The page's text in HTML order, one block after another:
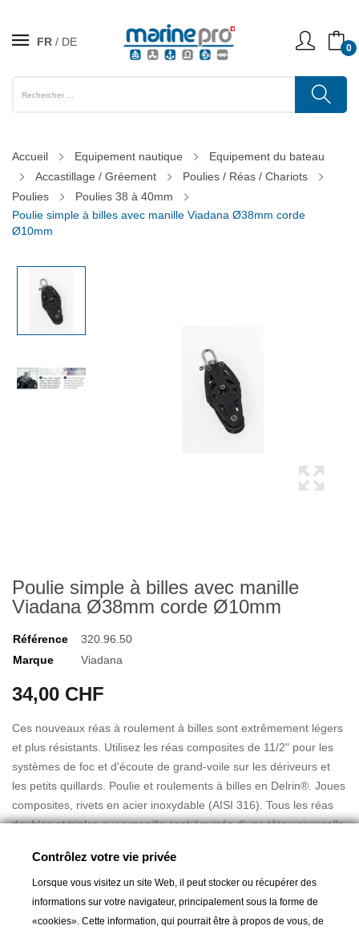
FR DE 0
Accueil Equipement nautique
Equipement du bateau
Accastillage / Gréement
Poulies / Réas / Chariots
Poulies
Poulies 38 à 40mm
Poulie simple à billes avec manille Viadana Ø38mm corde
Ø10mm
Poulie simple à billes avec manille
Viadana Ø38mm corde Ø10mm
Référence
320.96.50
Marque
Viadana
34,00 CHF
Ces nouveaux réas à roulement à billes sont extrêmement légers
et plus résistants. Utilisez les réas composites de 11/2" pour les
systèmes de foc et d'écoute de grand-voile sur les dériveurs et
les petits quillards. Poulie et roulements à billes en Delrin®. Joues
composites, rivets en acier inoxydable (AISI 316). Tous les réas
doubles et triples avec manille sont équipés d'une tête universelle
Réas Ø38mm et 22mm.
Pour cordage Ø8mm
Hauteur : 108 mm
Lire la suite
Contrôlez votre vie privée
Lorsque vous visitez un site Web, il peut stocker ou récupérer des
informations sur votre navigateur, principalement sous la forme de
«cookies». Cette information, qui pourrait être à propos de vous, de